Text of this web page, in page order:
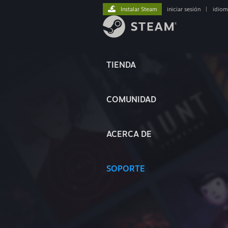
TIENDA
COMUNIDAD
ACERCA DE
SOPORTE
Instalar Steam iniciar sesión